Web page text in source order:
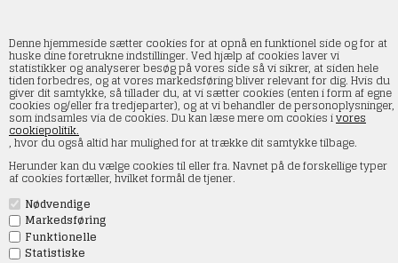
Denne hjemmeside sætter cookies for at opnå en funktionel side og for at
huske dine foretrukne indstillinger. Ved hjælp af cookies laver vi
statistikker og analyserer besøg på vores side så vi sikrer, at siden hele
tiden forbedres, og at vores markedsføring bliver relevant for dig. Hvis du
giver dit samtykke, så tillader du, at vi sætter cookies (enten i form af egne
cookies og/eller fra tredjeparter), og at vi behandler de personoplysninger,
som indsamles via de cookies. Du kan læse mere om cookies ivores
cookiepolitik.
, hvor du også altid har mulighed for at trække dit samtykke tilbage.
Herunder kan du vælge cookies til eller fra. Navnet på de forskellige typer
af cookies fortæller, hvilket formål de tjener.
Nødvendige
Markedsføring
Funktionelle
Statistiske
Noch 15998 Figur adventskalender 2025, H0
Forside»Julevarer